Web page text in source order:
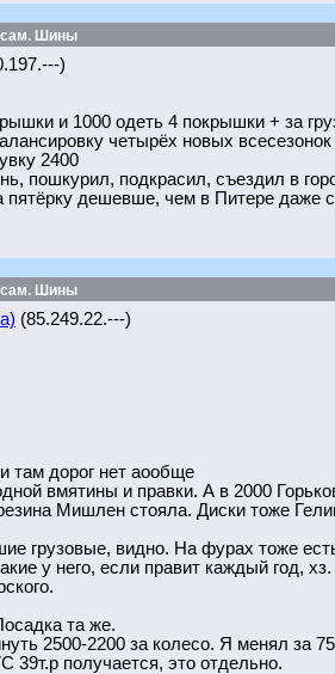
Шины
)
и 1000 одеть 4 покрышки + за
четырёх новых
2400
пошкурил, подкрасил, съездил в
дешевше, чем в Питере даже
Шины
(85.249.22.---)
там дорог нет аообще
вмятины и правки. А в 2000
Мишлен стояла. Диски тоже
грузовые, видно. На фурах тоже
у него, если правит каждый год,
та же.
2500-2200 за колесо. Я менял за
39т.р получается, это отдельно.